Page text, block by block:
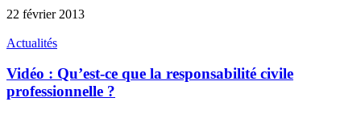
22 février 2013
Actualités
Vidéo : Qu’est-ce que la responsabilité civile
professionnelle ?